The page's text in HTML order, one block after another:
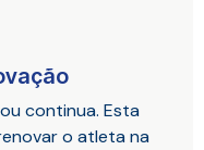
continua. Esta
o atleta na